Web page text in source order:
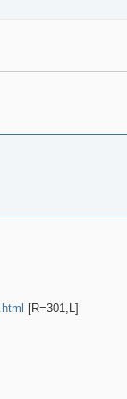
[R=301,L]